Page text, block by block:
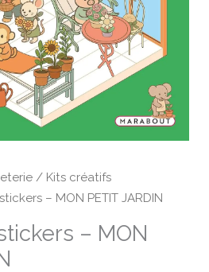
/ Kits créatifs
– MON PETIT JARDIN
– MON